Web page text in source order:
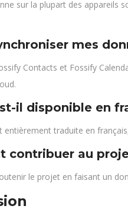
sur la plupart des appareils
mes
Contacts et Fossify
il disponible en
entièrement traduite en
contribuer au
le projet en faisant un